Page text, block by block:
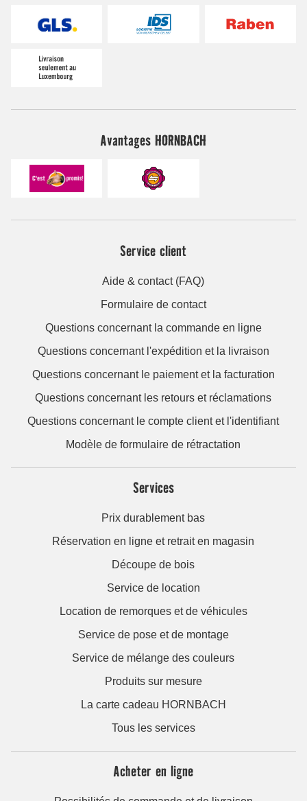
Avantages HORNBACH
Service client
Aide & contact (FAQ)
Formulaire de contact
Questions concernant la commande en ligne
Questions concernant l'expédition et la livraison
Questions concernant le paiement et la facturation
Questions concernant les retours et réclamations
Questions concernant le compte client et l'identifiant
Modèle de formulaire de rétractation
Services
Prix durablement bas
Réservation en ligne et retrait en magasin
Découpe de bois
Service de location
Location de remorques et de véhicules
Service de pose et de montage
Service de mélange des couleurs
Produits sur mesure
La carte cadeau HORNBACH
Tous les services
Acheter en ligne